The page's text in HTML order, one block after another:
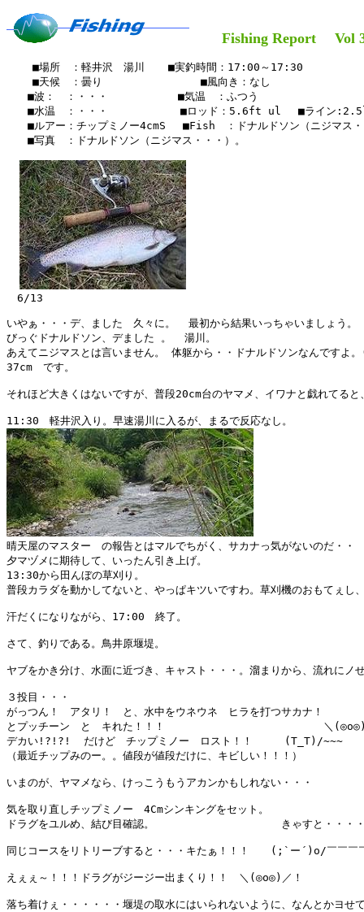
Fishing Report Vol
    ■場所　：軽井沢　湯川　  ■実釣時間：17:00～17:30
    ■天候　：曇り　　   　    　　■風向き：なし
■波：　：・・・　　　　　 　■気温　：ふつう
■水温　：・・・　　　　   　■ロッド：5.6ft ul 　■ライン
■ルアー：チップミノー4cmS　 ■Fish　：ドナルドソン（ニジマス・
■写真　：ドナルドソン（ニジマス・・・）。
6/13
いやぁ・・・デ、ました　久々に。  最初から結果いっちゃいましょう。
びっぐドナルドソン、デました 。  湯川。
あえてニジマスとは言いません。 体躯から・・ドナルドソンなんですよ
37cm　です。
それほど大きくはないですが、普段20cm台のヤマメ、イワナと戯れてる
晴天屋のマスター　の報告とはマルでちがく、サカナっ気がないのだ・・
夕マヅメに期待して、いったん引き上げ。
13:30から田んぼの草刈り。
普段カラダを動かしてないと、やっぱキツいですわ。草刈機のおもてぇし
汗だくになりながら、17:00　終了。
さて、釣りである。鳥井原堰堤。
ヤブをかき分け、水面に近づき、キャスト・・・。溜まりから、流れにノ
３投目・・・
がっつん！　アタリ！　と、水中をウネウネ　ヒラを打つサカナ！
とプッチーン　と　キれた！！！　　　　　　　　　　　　　　　＼
デカい!?!?!  だけど　チップミノー　ロスト！！　　　(T_T)/~~~
（最近チップみのー。。値段が値段だけに、キビしい！！！）
いまのが、ヤマメなら、けっこうもうアカンかもしれない・・・
気を取り直しチップミノー　4Cmシンキングをセット。
ドラグをユルめ、結び目確認。　　　　　　　　　　　　きゃすと・・・
同じコースをリトリーブすると・・・キたぁ！！！　　(;`ー´)o/
えぇぇ～！！！ドラグがジージー出まくり！！　＼(◎o◎)／！
落ち着けぇ・・・・・・堰堤の取水にはいられないように、なんとかヨせ